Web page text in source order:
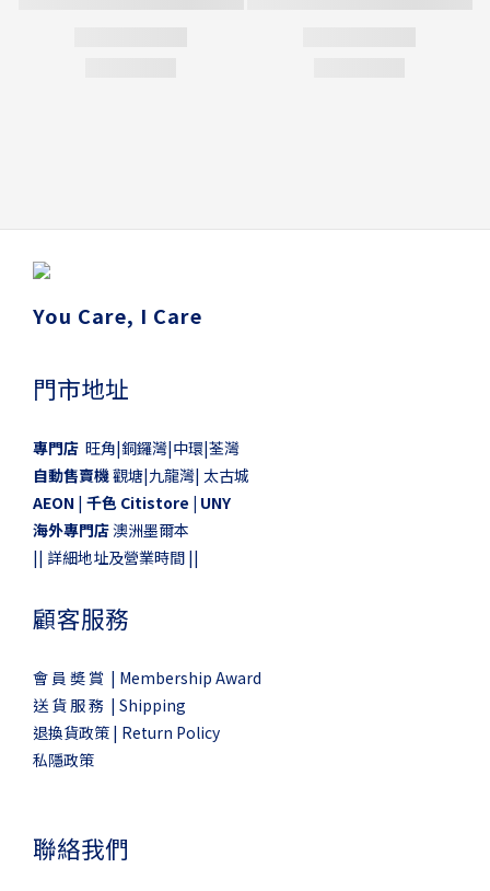
You Care, I Care
門市地址
專門店 旺角|銅鑼灣|中環|荃灣
自動售賣機觀塘|九龍灣| 太古城
AEON | 千色 Citistore | UNY
海外專門店澳洲墨爾本
|| 詳細地址及營業時間 ||
顧客服務
會 員 奬 賞 | Membership Award
送 貨 服 務 | Shipping
退換貨政策 | Return Policy
私隱政策
聯絡我們